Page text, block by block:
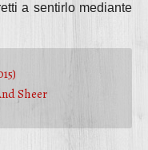
a sentirlo mediante
Sheer